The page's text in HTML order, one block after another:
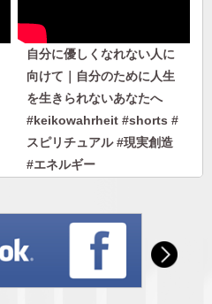
自分に優しくなれない人に
向けて｜自分のために人生
を生きられないあなたへ
#keikowahrheit #shorts #
スピリチュアル #現実創造
#エネルギー
人から否定されないエネル